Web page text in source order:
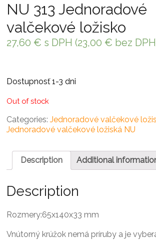
NU 313 Jednoradové
valčekové ložisko
27,60 € s DPH (23,00 € bez
Dostupnosť 1-3 dni
Out of stock
Categories:Jednoradové valčekové
Jednoradové valčekové ložiská NU
Description Additional
Description
Rozmery:65x140x33 mm
Vnútorný krúžok nemá príruby a je